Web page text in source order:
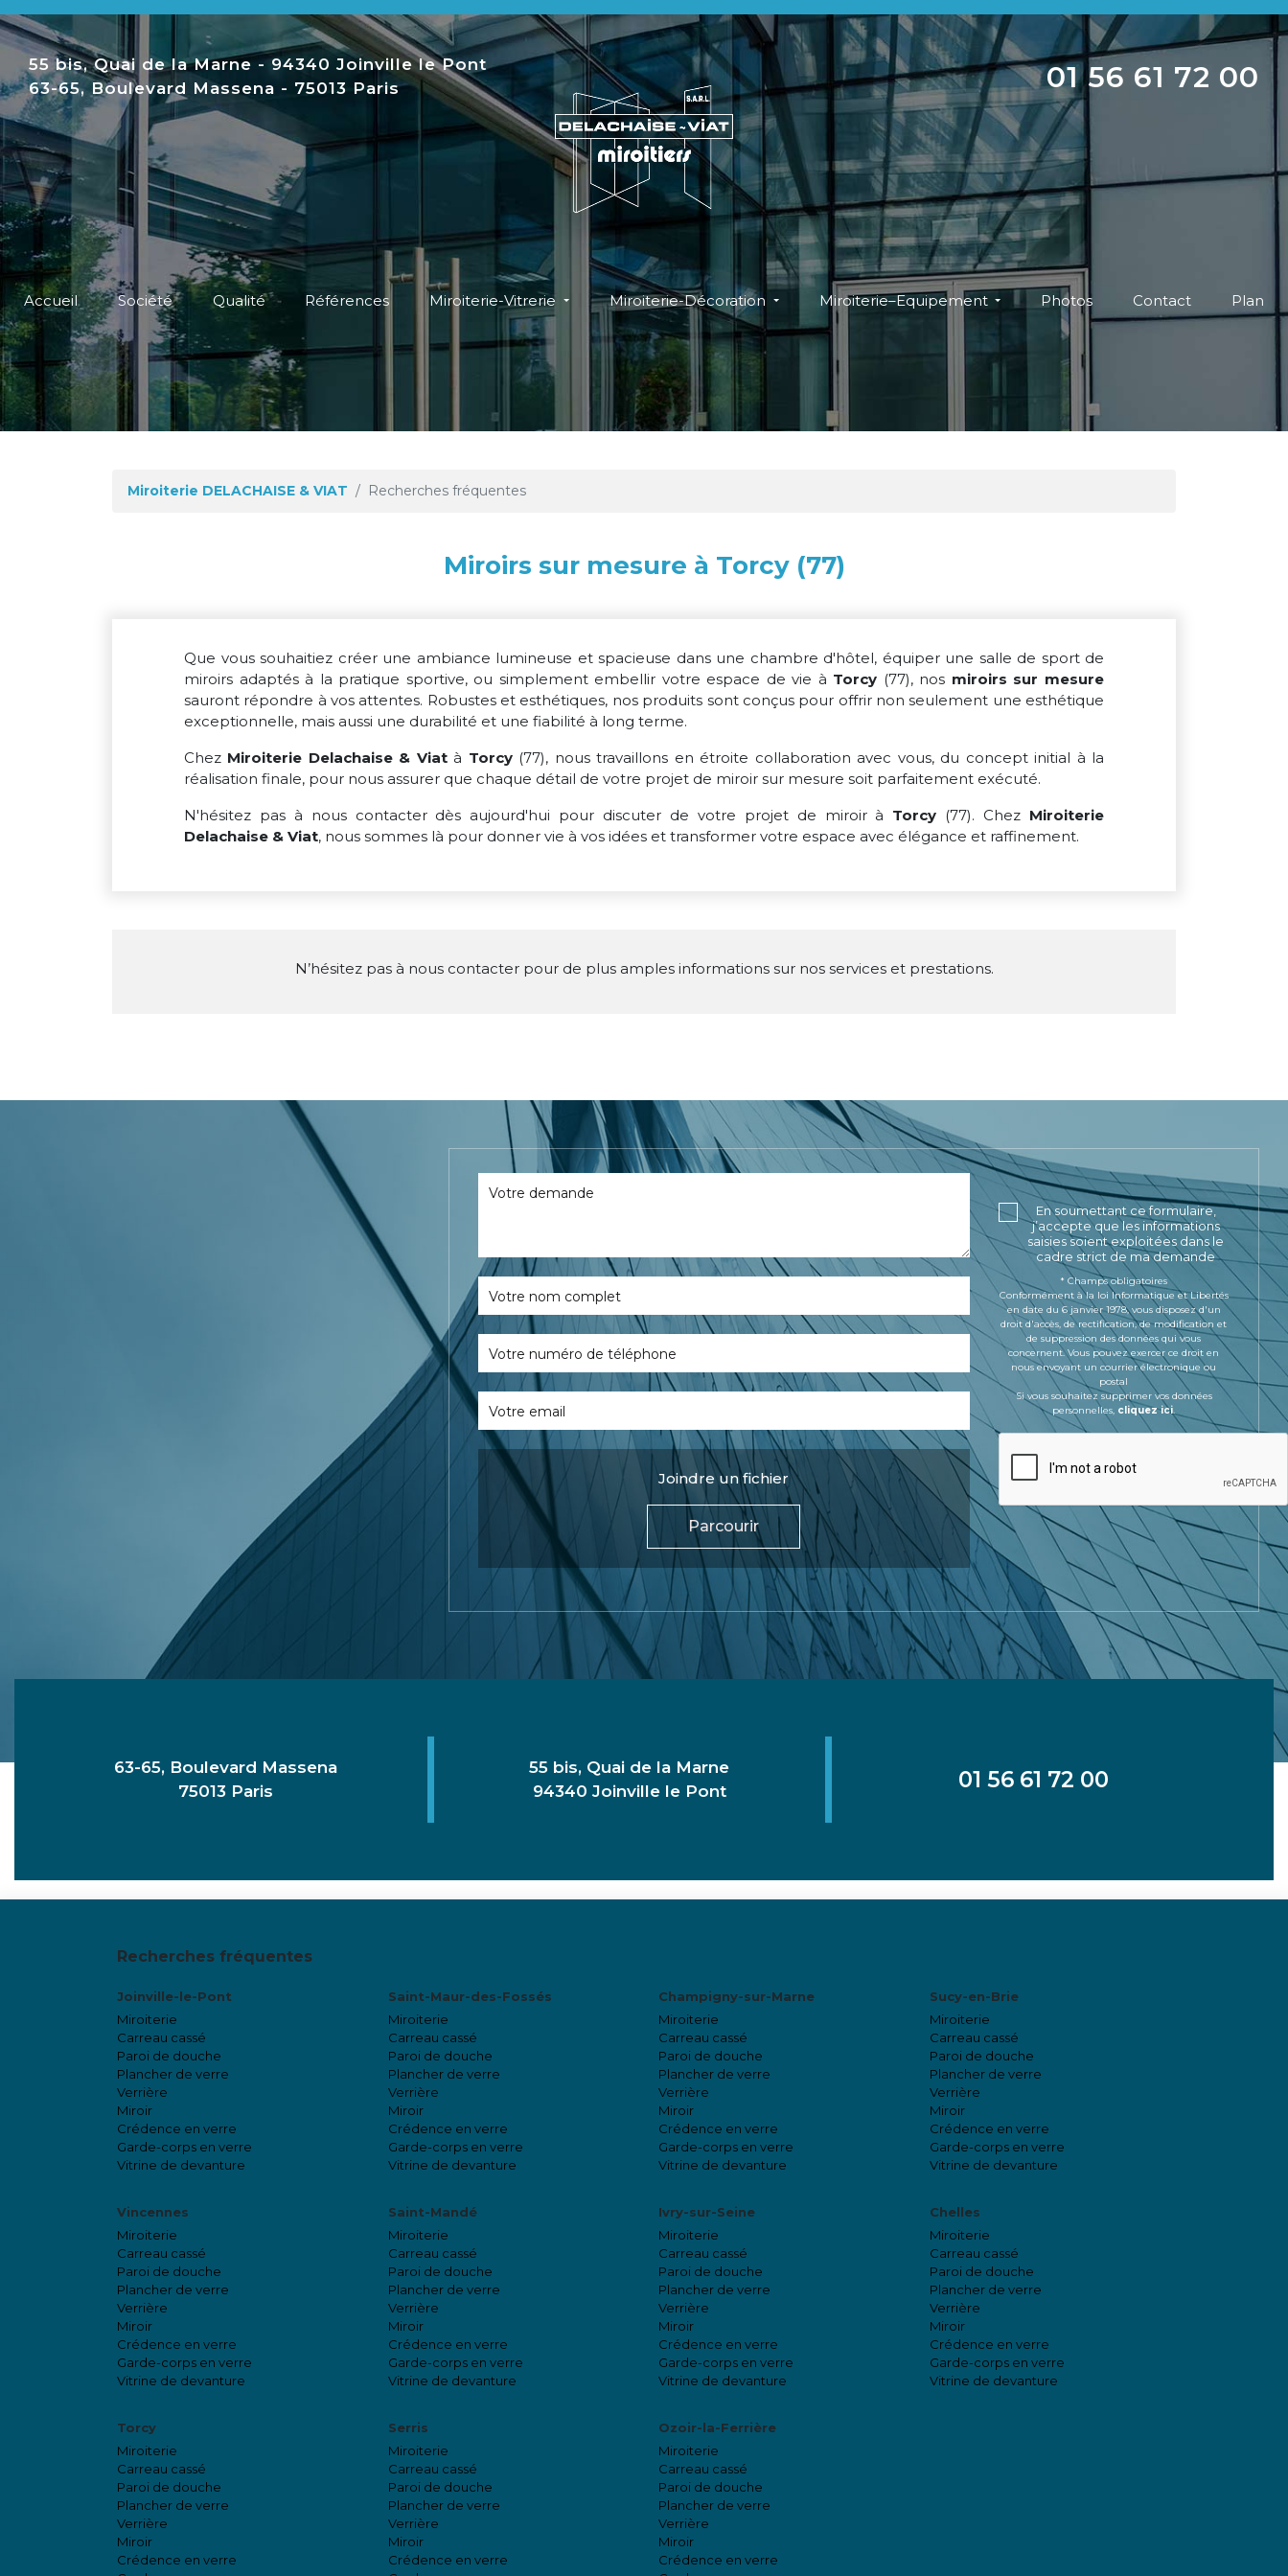
55 bis, Quai de la Marne - 94340 Joinville le Pont
63-65, Boulevard Massena - 75013 Paris
01 56 61 72 00
Accueil Société Qualité Références Miroiterie-Vitrerie Miroiterie-Décoration Miroiterie–Equipement Photos Contact Plan
Miroiterie DELACHAISE & VIAT Recherches fréquentes
Miroirs sur mesure à Torcy (77)
Que vous souhaitiez créer une ambiance lumineuse et spacieuse dans une chambre d'hôtel, équiper une salle de sport de
miroirs adaptés à la pratique sportive, ou simplement embellir votre espace de vie à Torcy (77), nos miroirs sur mesure
sauront répondre à vos attentes. Robustes et esthétiques, nos produits sont conçus pour offrir non seulement une esthétique
exceptionnelle, mais aussi une durabilité et une fiabilité à long terme.
Chez Miroiterie Delachaise & Viatà Torcy(77), nous travaillons en étroite collaboration avec vous, du concept initial à la
réalisation finale, pour nous assurer que chaque détail de votre projet de miroir sur mesure soit parfaitement exécuté.
N'hésitez pas à nous contacter dès aujourd'hui pour discuter de votre projet de miroir à Torcy (77). Chez Miroiterie
Delachaise & Viat, nous sommes là pour donner vie à vos idées et transformer votre espace avec élégance et raffinement.
N’hésitez pas à nous contacter pour de plus amples informations sur nos services et prestations.
Votre demande
Votre nom complet
Votre numéro de téléphone
Votre email
Joindre un fichier
Parcourir
En soumettant ce formulaire,
j’accepte que les informations
saisies soient exploitées dans le
cadre strict de ma demande
* Champs obligatoires
Conformément à la loi Informatique et Libertés
en date du 6 janvier 1978, vous disposez d'un
droit d'accès, de rectification, de modification et
de suppression des données qui vous
concernent. Vous pouvez exercer ce droit en
nous envoyant un courrier électronique ou
postal
Si vous souhaitez supprimer vos données
personnelles, cliquez ici
63-65, Boulevard Massena
75013 Paris
55 bis, Quai de la Marne
94340 Joinville le Pont
01 56 61 72 00
Recherches fréquentes
Joinville-le-Pont
Miroiterie
Carreau cassé
Paroi de douche
Plancher de verre
Verrière
Miroir
Crédence en verre
Garde-corps en verre
Vitrine de devanture
Saint-Maur-des-Fossés
Miroiterie
Carreau cassé
Paroi de douche
Plancher de verre
Verrière
Miroir
Crédence en verre
Garde-corps en verre
Vitrine de devanture
Champigny-sur-Marne
Miroiterie
Carreau cassé
Paroi de douche
Plancher de verre
Verrière
Miroir
Crédence en verre
Garde-corps en verre
Vitrine de devanture
Sucy-en-Brie
Miroiterie
Carreau cassé
Paroi de douche
Plancher de verre
Verrière
Miroir
Crédence en verre
Garde-corps en verre
Vitrine de devanture
Vincennes
Miroiterie
Carreau cassé
Paroi de douche
Plancher de verre
Verrière
Miroir
Crédence en verre
Garde-corps en verre
Vitrine de devanture
Saint-Mandé
Miroiterie
Carreau cassé
Paroi de douche
Plancher de verre
Verrière
Miroir
Crédence en verre
Garde-corps en verre
Vitrine de devanture
Ivry-sur-Seine
Miroiterie
Carreau cassé
Paroi de douche
Plancher de verre
Verrière
Miroir
Crédence en verre
Garde-corps en verre
Vitrine de devanture
Chelles
Miroiterie
Carreau cassé
Paroi de douche
Plancher de verre
Verrière
Miroir
Crédence en verre
Garde-corps en verre
Vitrine de devanture
Torcy
Miroiterie
Carreau cassé
Paroi de douche
Plancher de verre
Verrière
Miroir
Crédence en verre
Serris
Miroiterie
Carreau cassé
Paroi de douche
Plancher de verre
Verrière
Miroir
Crédence en verre
Ozoir-la-Ferrière
Miroiterie
Carreau cassé
Paroi de douche
Plancher de verre
Verrière
Miroir
Crédence en verre